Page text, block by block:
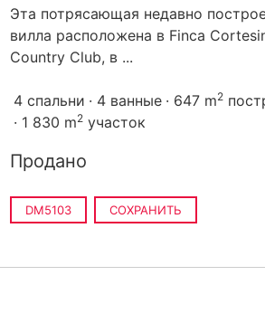
Эта потрясающая недавно
вилла расположена в Finca
Country Club, в ...
4 спальни 4 ванные 647 m2
1 830 m2 участок
Продано
DM5103 СОХРАНИТЬ